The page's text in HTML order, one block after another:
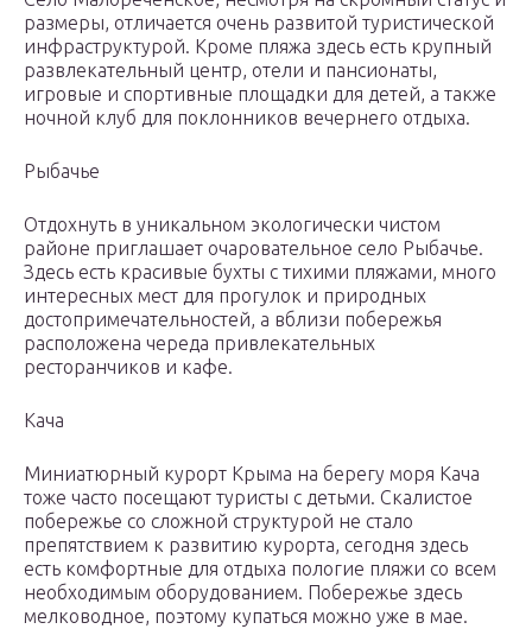
размеры, отличается очень развитой туристической
инфраструктурой. Кроме пляжа здесь есть крупный
развлекательный центр, отели и пансионаты,
игровые и спортивные площадки для детей, а также
ночной клуб для поклонников вечернего отдыха.
Рыбачье
Отдохнуть в уникальном экологически чистом
районе приглашает очаровательное село Рыбачье.
Здесь есть красивые бухты с тихими пляжами, много
интересных мест для прогулок и природных
достопримечательностей, а вблизи побережья
расположена череда привлекательных
ресторанчиков и кафе.
Кача
Миниатюрный курорт Крыма на берегу моря Кача
тоже часто посещают туристы с детьми. Скалистое
побережье со сложной структурой не стало
препятствием к развитию курорта, сегодня здесь
есть комфортные для отдыха пологие пляжи со всем
необходимым оборудованием. Побережье здесь
мелководное, поэтому купаться можно уже в мае.